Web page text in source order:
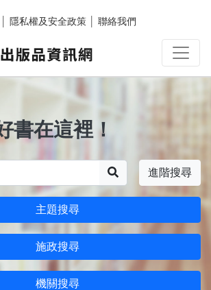
隱私權及安全政策 聯絡我們
書在這裡！
進階搜尋
主題搜尋
施政搜尋
機關搜尋